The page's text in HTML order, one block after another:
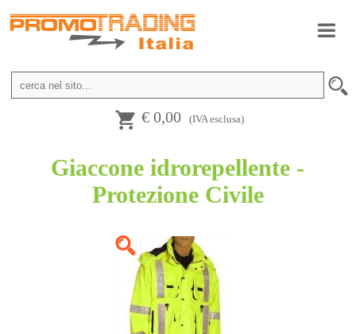
€ 0,00 (IVA esclusa)
Giaccone idrorepellente -
Protezione Civile